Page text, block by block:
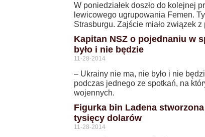
W poniedziałek doszło do kolejnej
lewicowego ugrupowania Femen.
Strasburgu. Zajście miało związek z
Kapitan NSZ o pojednaniu w
było i nie będzie
11-28-2014
– Ukrainy nie ma, nie było i nie
podczas jednego ze spotkań, na
wojennych.
Figurka bin Ladena
tysięcy dolarów
11-28-2014